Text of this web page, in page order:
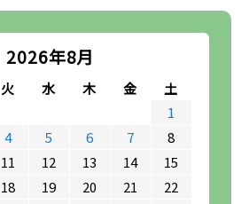
2026年8月
火 水 木 金
土
1
4 5 6 7
8
11 12 13 14
15
18 19 20 21
22